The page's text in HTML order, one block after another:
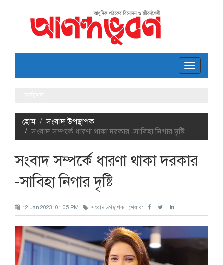
Toggle
হোম
সংবাদ উপস্থাপক
সংবাদ সম্পর্কে ধারণা থাকা দরকার -সাবিহা নিগার দৃষ্টি
সংবাদ সম্পর্কে ধারণা থাকা দরকার
-সাবিহা নিগার দৃষ্টি
12 Jan 2023, 01:05 PM সংবাদ উপস্থাপক শেয়ার: